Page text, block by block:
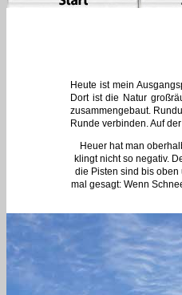
Heute ist mein
Dort ist die Natur
zusammengebaut.
Runde verbinden. Auf
Heuer hat man
klingt nicht so negativ.
die Pisten sind bis
mal gesagt: Wenn